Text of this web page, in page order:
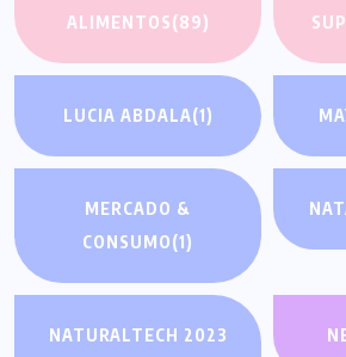
ALIMENTOS(89)
LUCIA ABDALA(1)
MERCADO &
CONSUMO(1)
NATURALTECH 2023